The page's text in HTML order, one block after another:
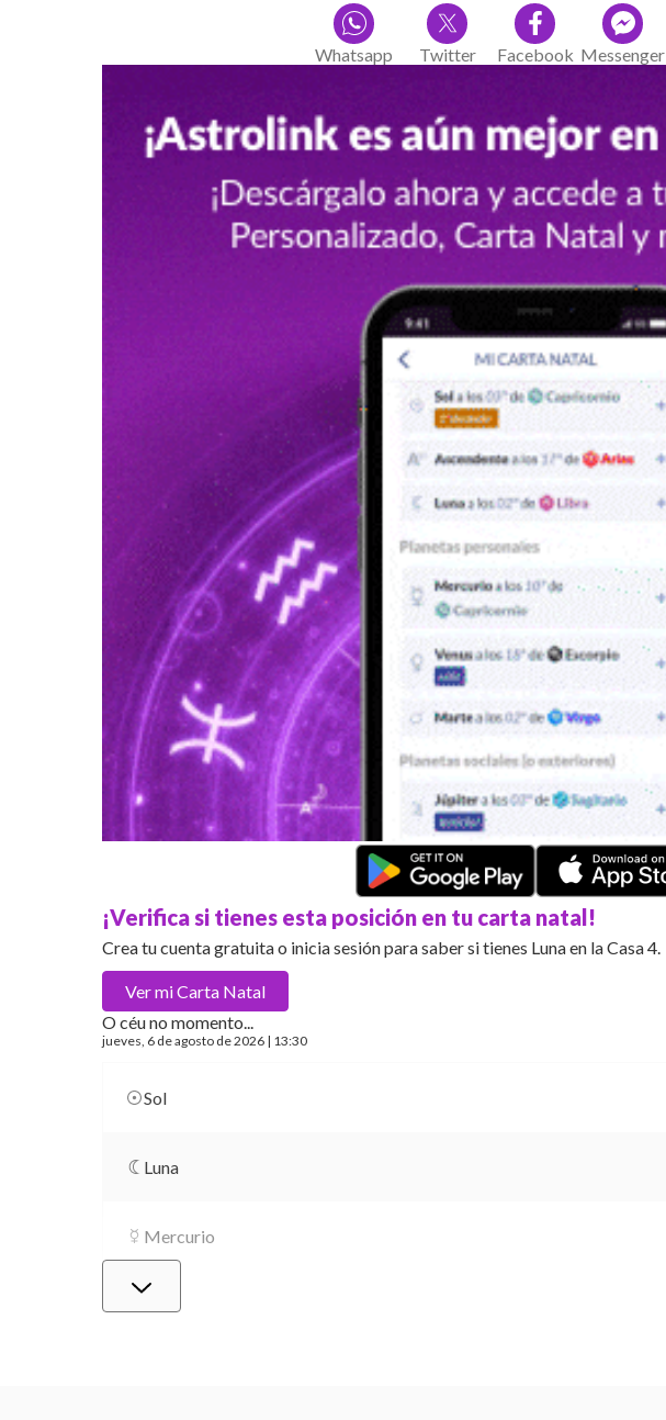
Whatsapp Twitter Facebook Messenger
¡Verifica si tienes esta posición en tu carta natal!
Crea tu cuenta gratuita o inicia sesión para saber si tienes Luna en la Casa 4.
Ver miCarta Natal
O céu no momento...
jueves, 6 de agosto de 2026 | 13:30
Sol
Luna
Mercurio
Venus